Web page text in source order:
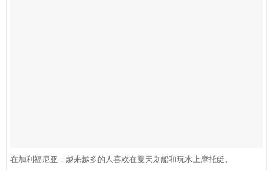
在加利福尼亚，越来越多的人喜欢在夏天划船和玩水上摩托艇。